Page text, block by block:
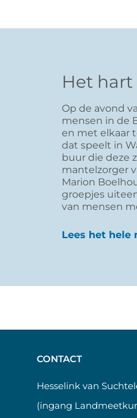
Het
Op de avond
mensen in de
en met elkaar
dat speelt in
buur die deze
mantelzorger
Marion
groepjes
van mensen
Lees het hele
CONTACT
Hesselink van
(ingang